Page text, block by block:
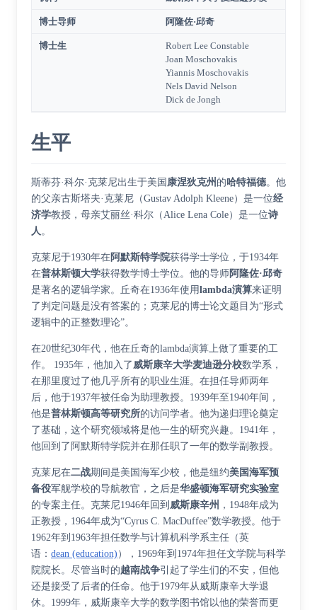
博士导师 阿隆佐·邱奇
博士生
Robert Lee Constable
Joan Moschovakis
Yiannis Moschovakis
Nels David Nelson
Dick de Jongh
生平
斯蒂芬·科尔·克莱尼出生于美国 康涅狄克州 的哈特福德。他
的父亲古斯塔夫·克莱尼（Gustav Adolph Kleene）是一位经
济学教授，母亲艾丽丝·科尔（Alice Lena Cole）是一位诗
人 。
克莱尼于1930年在阿默斯特学院获得学士学位，于1934年
在普林斯顿大学获得数学博士学位。他的导师阿隆佐·邱奇
是著名的逻辑学家。丘奇在1936年使用lambda演算来证明
了判定问题是没有答案的；克莱尼的博士论文题目为“形式
逻辑中的正整数理论”。
在20世纪30年代，他在丘奇的lambda演算上做了重要的工
作。 1935年，他加入了 威斯康辛大学麦迪逊分校数学系，
在那里度过了他几乎所有的职业生涯。在担任导师两年
后，他于1937年被任命为助理教授。1939年至1940年间，
他是普林斯顿高等研究所的访问学者。他为递归理论奠定
了基础，这个研究领域将是他一生的研究兴趣。1941年，
他回到了阿默斯特学院并在那任职了一年的数学副教授。
克莱尼在二战期间是美国海军少校，他是纽约美国海军预
备役军舰学校的导航教官，之后是华盛顿海军研究实验室
的专案主任。克莱尼1946年回到 威斯康辛州 ，1948年成为
正教授，1964年成为“Cyrus C. MacDuffee”数学教授。他于
1962年到1963年担任数学与计算机科学系主任 （英
语 ： dean (education) ）
，1969年到1974年担任文学院与科学
院院长。尽管当时的越南战争引起了学生们的不安，但他
还是接受了后者的任命。他于1979年从威斯康辛大学退
休。1999年，威斯康辛大学的数学图书馆以他的荣誉而更